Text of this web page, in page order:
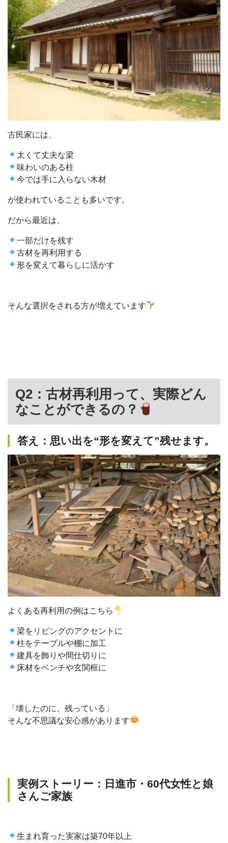
古民家には、
太くて丈夫な梁
味わいのある柱
今では手に入らない木材
が使われていることも多いです。
だから最近は、
一部だけを残す
古材を再利用する
形を変えて暮らしに活かす
そんな選択をされる方が増えています
Q2：古材再利用って、実際どん
なことができるの？
答え：思い出を“形を変えて”残せます。
よくある再利用の例はこちら
梁をリビングのアクセントに
柱をテーブルや棚に加工
建具を飾りや間仕切りに
床材をベンチや玄関框に
「壊したのに、残っている」
そんな不思議な安心感があります
実例ストーリー：日進市・60代女性と娘
さんご家族
生まれ育った実家は築70年以上